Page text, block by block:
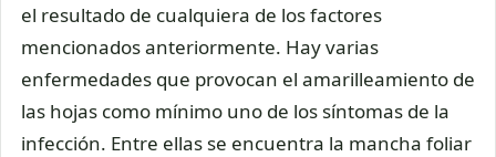
el resultado de cualquiera de los factores
mencionados anteriormente. Hay varias
enfermedades que provocan el amarilleamiento de
las hojas como mínimo uno de los síntomas de la
infección. Entre ellas se encuentra la mancha foliar